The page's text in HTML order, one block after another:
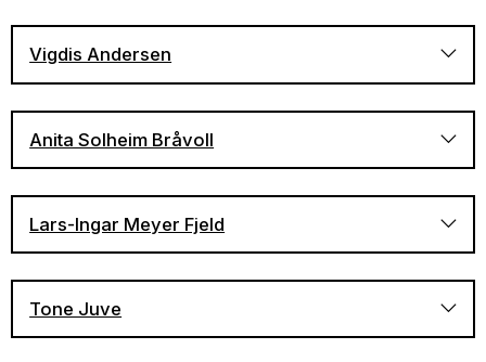
Vigdis Andersen
Anita Solheim Bråvoll
Lars-Ingar Meyer Fjeld
Hardingfele
Tone Juve